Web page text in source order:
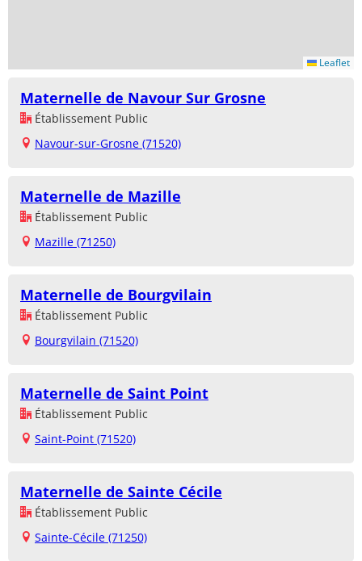
Leaflet
Maternelle de Navour Sur Grosne
Établissement Public
Navour-sur-Grosne (71520)
Maternelle de Mazille
Établissement Public
Mazille (71250)
Maternelle de Bourgvilain
Établissement Public
Bourgvilain (71520)
Maternelle de Saint Point
Établissement Public
Saint-Point (71520)
Maternelle de Sainte Cécile
Établissement Public
Sainte-Cécile (71250)